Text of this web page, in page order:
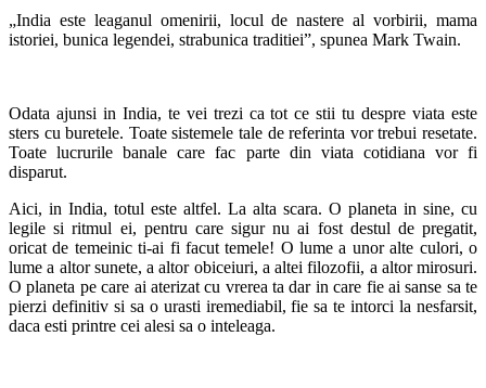
„India este leaganul omenirii, locul de nastere al vorbirii, mama
istoriei, bunica legendei, strabunica traditiei”, spunea Mark Twain.
Odata ajunsi in India, te vei trezi ca tot ce stii tu despre viata este
sters cu buretele. Toate sistemele tale de referinta vor trebui resetate.
Toate lucrurile banale care fac parte din viata cotidiana vor fi
disparut.
Aici, in India, totul este altfel. La alta scara. O planeta in sine, cu
legile si ritmul ei, pentru care sigur nu ai fost destul de pregatit,
oricat de temeinic ti-ai fi facut temele! O lume a unor alte culori, o
lume a altor sunete, a altor obiceiuri, a altei filozofii, a altor mirosuri.
O planeta pe care ai aterizat cu vrerea ta dar in care fie ai sanse sa te
pierzi definitiv si sa o urasti iremediabil, fie sa te intorci la nesfarsit,
daca esti printre cei alesi sa o inteleaga.